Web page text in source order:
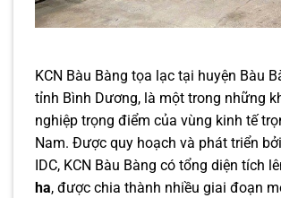
KCN Bàu Bàng tọa lạc tại huyện Bàu
tỉnh Bình Dương, là một trong những
nghiệp trọng điểm của vùng kinh tế
Nam. Được quy hoạch và phát triển
IDC, KCN Bàu Bàng có tổng diện tích
ha, được chia thành nhiều giai đoạn